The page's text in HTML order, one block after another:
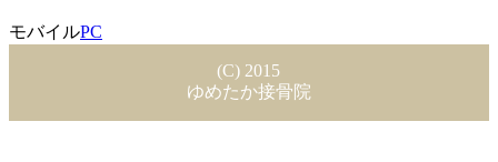
モバイルPC
(C) 2015
ゆめたか接骨院